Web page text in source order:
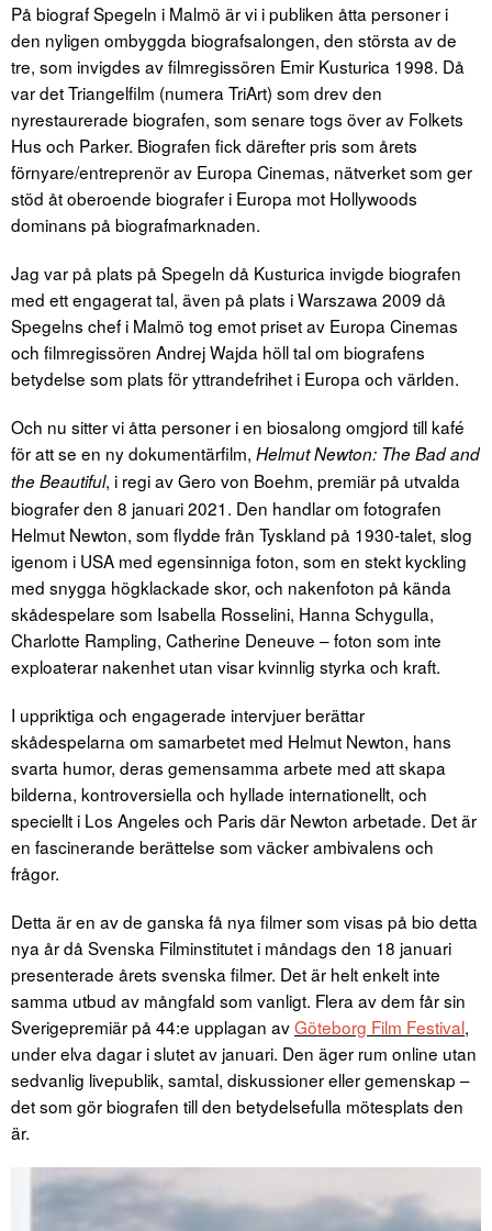
På biograf Spegeln i Malmö är vi i publiken åtta personer i
den nyligen ombyggda biografsalongen, den största av de
tre, som invigdes av filmregissören Emir Kusturica 1998. Då
var det Triangelfilm (numera TriArt) som drev den
nyrestaurerade biografen, som senare togs över av Folkets
Hus och Parker. Biografen fick därefter pris som årets
förnyare/entreprenör av Europa Cinemas, nätverket som ger
stöd åt oberoende biografer i Europa mot Hollywoods
dominans på biografmarknaden.
Jag var på plats på Spegeln då Kusturica invigde biografen
med ett engagerat tal, även på plats i Warszawa 2009 då
Spegelns chef i Malmö tog emot priset av Europa Cinemas
och filmregissören Andrej Wajda höll tal om biografens
betydelse som plats för yttrandefrihet i Europa och världen.
Och nu sitter vi åtta personer i en biosalong omgjord till kafé
för att se en ny dokumentärfilm, Helmut Newton: The Bad and
the Beautiful, i regi av Gero von Boehm, premiär på utvalda
biografer den 8 januari 2021. Den handlar om fotografen
Helmut Newton, som flydde från Tyskland på 1930-talet, slog
igenom i USA med egensinniga foton, som en stekt kyckling
med snygga högklackade skor, och nakenfoton på kända
skådespelare som Isabella Rosselini, Hanna Schygulla,
Charlotte Rampling, Catherine Deneuve – foton som inte
exploaterar nakenhet utan visar kvinnlig styrka och kraft.
I uppriktiga och engagerade intervjuer berättar
skådespelarna om samarbetet med Helmut Newton, hans
svarta humor, deras gemensamma arbete med att skapa
bilderna, kontroversiella och hyllade internationellt, och
speciellt i Los Angeles och Paris där Newton arbetade. Det är
en fascinerande berättelse som väcker ambivalens och
frågor.
Detta är en av de ganska få nya filmer som visas på bio detta
nya år då Svenska Filminstitutet i måndags den 18 januari
presenterade årets svenska filmer. Det är helt enkelt inte
samma utbud av mångfald som vanligt. Flera av dem får sin
Sverigepremiär på 44:e upplagan avGöteborg Film Festival,
under elva dagar i slutet av januari. Den äger rum online utan
sedvanlig livepublik, samtal, diskussioner eller gemenskap –
det som gör biografen till den betydelsefulla mötesplats den
är.